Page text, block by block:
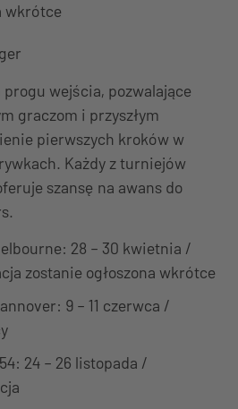
wkrótce
wejścia, pozwalające
graczom i przyszłym
pierwszych kroków w
Każdy z turniejów
szansę na awans do
28 – 30 kwietnia /
zostanie ogłoszona wkrótce
9 – 11 czerwca /
24 – 26 listopada /